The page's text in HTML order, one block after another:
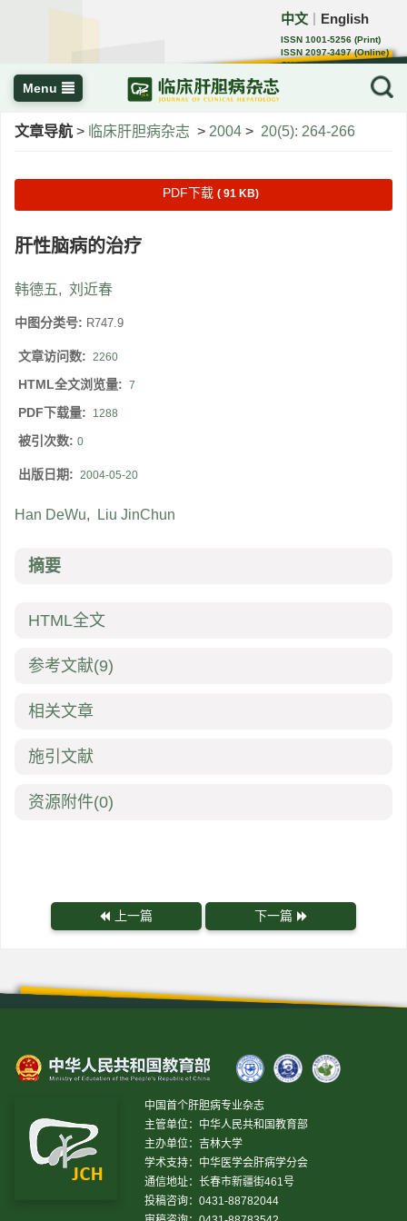
中文 English
ISSN 1001-5256 (Print)
ISSN 2097-3497 (Online)
CN 22-1108/R
Menu
文章导航 > 临床肝胆病杂志 > 2004 > 20(5): 264-266
PDF下载 ( 91 KB)
肝性脑病的治疗
韩德五, 刘近春
中图分类号: R747.9
文章访问数: 2260
HTML全文浏览量: 7
PDF下载量: 1288
被引次数: 0
出版日期: 2004-05-20
Han DeWu, Liu JinChun
摘要
HTML全文
参考文献(9)
相关文章
施引文献
资源附件(0)
上一篇 下一篇
中国首个肝胆病专业杂志
主管单位：中华人民共和国教育部
主办单位：吉林大学
学术支持：中华医学会肝病学分会
通信地址：长春市新疆街461号
投稿咨询：0431-88782044